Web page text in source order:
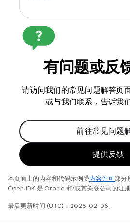
有问题或反
请访问我们的常见问题解答页
或与我们联系，告诉我
前往常见问题
提供反馈
本页面上的内容和代码示例受内容许可部分
OpenJDK 是 Oracle 和/或其关联公司的注册
最后更新时间 (UTC)：2025-02-06。